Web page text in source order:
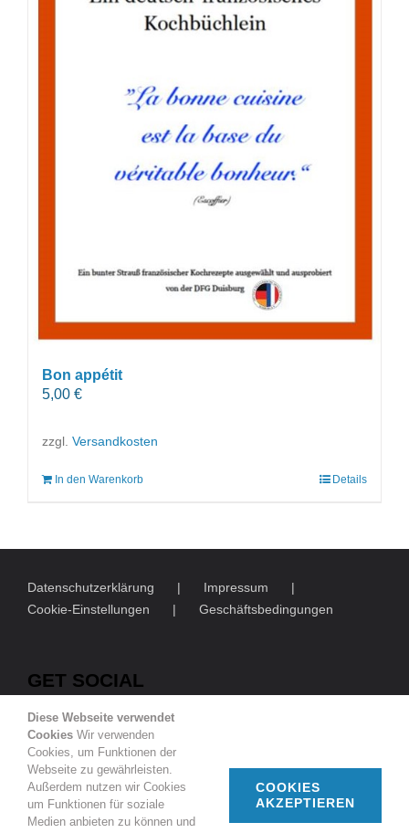
Bon appétit
5,00 €
zzgl. Versandkosten
In den Warenkorb Details
Datenschutzerklärung
Impressum
Cookie-Einstellungen
Geschäftsbedingungen
GET SOCIAL
© Copyright2026 | Deutsch-Französische Gesellschaft
Duisburg e.V.
Diese Webseite verwendet
Cookies Wir verwenden
Cookies, um Funktionen der
Webseite zu gewährleisten.
Außerdem nutzen wir Cookies
um Funktionen für soziale
Medien anbieten zu können und
COOKIES
AKZEPTIEREN